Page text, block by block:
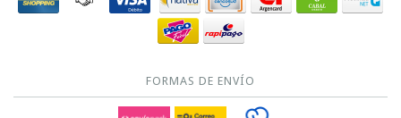
FORMAS DE ENVÍO